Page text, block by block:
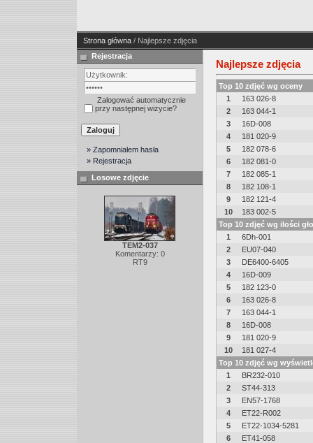
Strona główna / Najlepsze zdjęcia
Rejestracja
Zalogować automatycznie
przy następnej wizycie?
» Zapomniałem hasła
» Rejestracja
Losowe zdjęcie
TEM2-037
Komentarzy: 0
RT9
Najlepsze zdjęcia
Top 10 zdjęć wg oceny
1
163 026-8
2
163 044-1
3
16D-008
4
181 020-9
5
182 078-6
6
182 081-0
7
182 085-1
8
182 108-1
9
182 121-4
10
183 002-5
Top 10 zdjęć wg ilości
1
6Dh-001
2
EU07-040
3
DE6400-6405
4
16D-009
5
182 123-0
6
163 026-8
7
163 044-1
8
16D-008
9
181 020-9
10
181 027-4
Top 10 zdjęć wg
1
BR232-010
2
ST44-313
3
EN57-1768
4
ET22-R002
5
ET22-1034-5281
6
ET41-058